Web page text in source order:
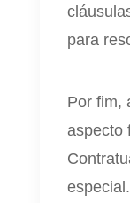
para
Por fim,
aspecto